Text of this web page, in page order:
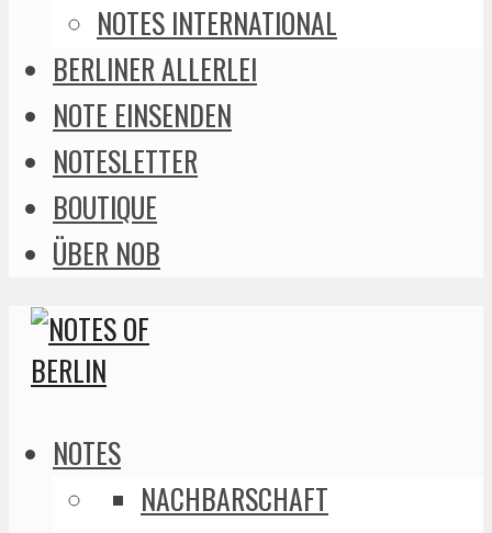
NOTES INTERNATIONAL
BERLINER ALLERLEI
NOTE EINSENDEN
NOTESLETTER
BOUTIQUE
ÜBER NOB
NOTES
NACHBARSCHAFT